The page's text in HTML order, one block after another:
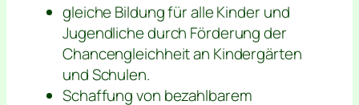
gleiche Bildung für alle Kinder und
Jugendliche durch Förderung der
Chancengleichheit an Kindergärten
und Schulen.
Schaffung von bezahlbarem